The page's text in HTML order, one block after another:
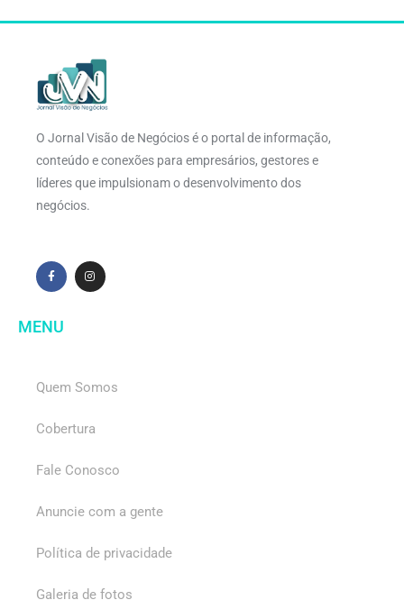
O Jornal Visão de Negócios é o portal de informação,
conteúdo e conexões para empresários, gestores e
líderes que impulsionam o desenvolvimento dos
negócios.
MENU
Quem Somos
Cobertura
Fale Conosco
Anuncie com a gente
Política de privacidade
Galeria de fotos